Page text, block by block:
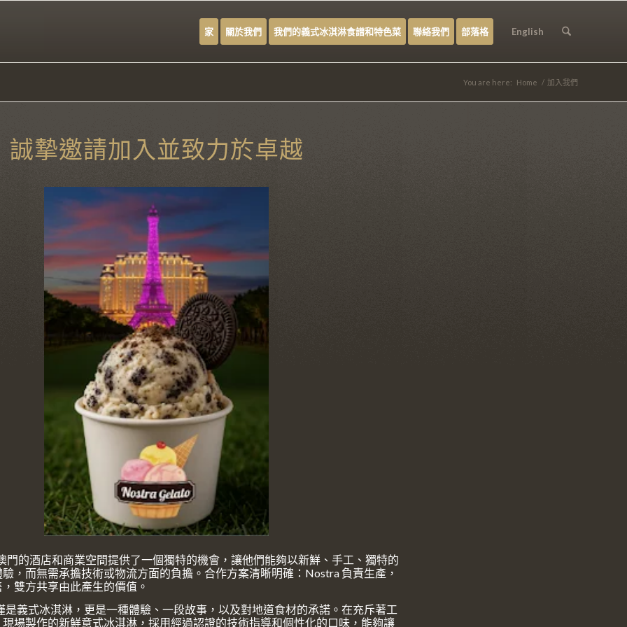
家 關於我們 我們的義式冰淇淋食譜和特色菜 聯絡我們 部落格 English
You are here: Home / 加入我們
誠摯邀請加入並致力於卓越
門的酒店和商業空間提供了一個獨特的機會，讓他們能夠以新鮮、手工、獨特的
，而無需承擔技術或物流方面的負擔。合作方案清晰明確：Nostra 負責生產，
雙方共享由此產生的價值。
是義式冰淇淋，更是一種體驗、一段故事，以及對地道食材的承諾。在充斥著工
場製作的新鮮意式​​冰淇淋，採用經過認證的技術指導和個性化的口味，能夠讓